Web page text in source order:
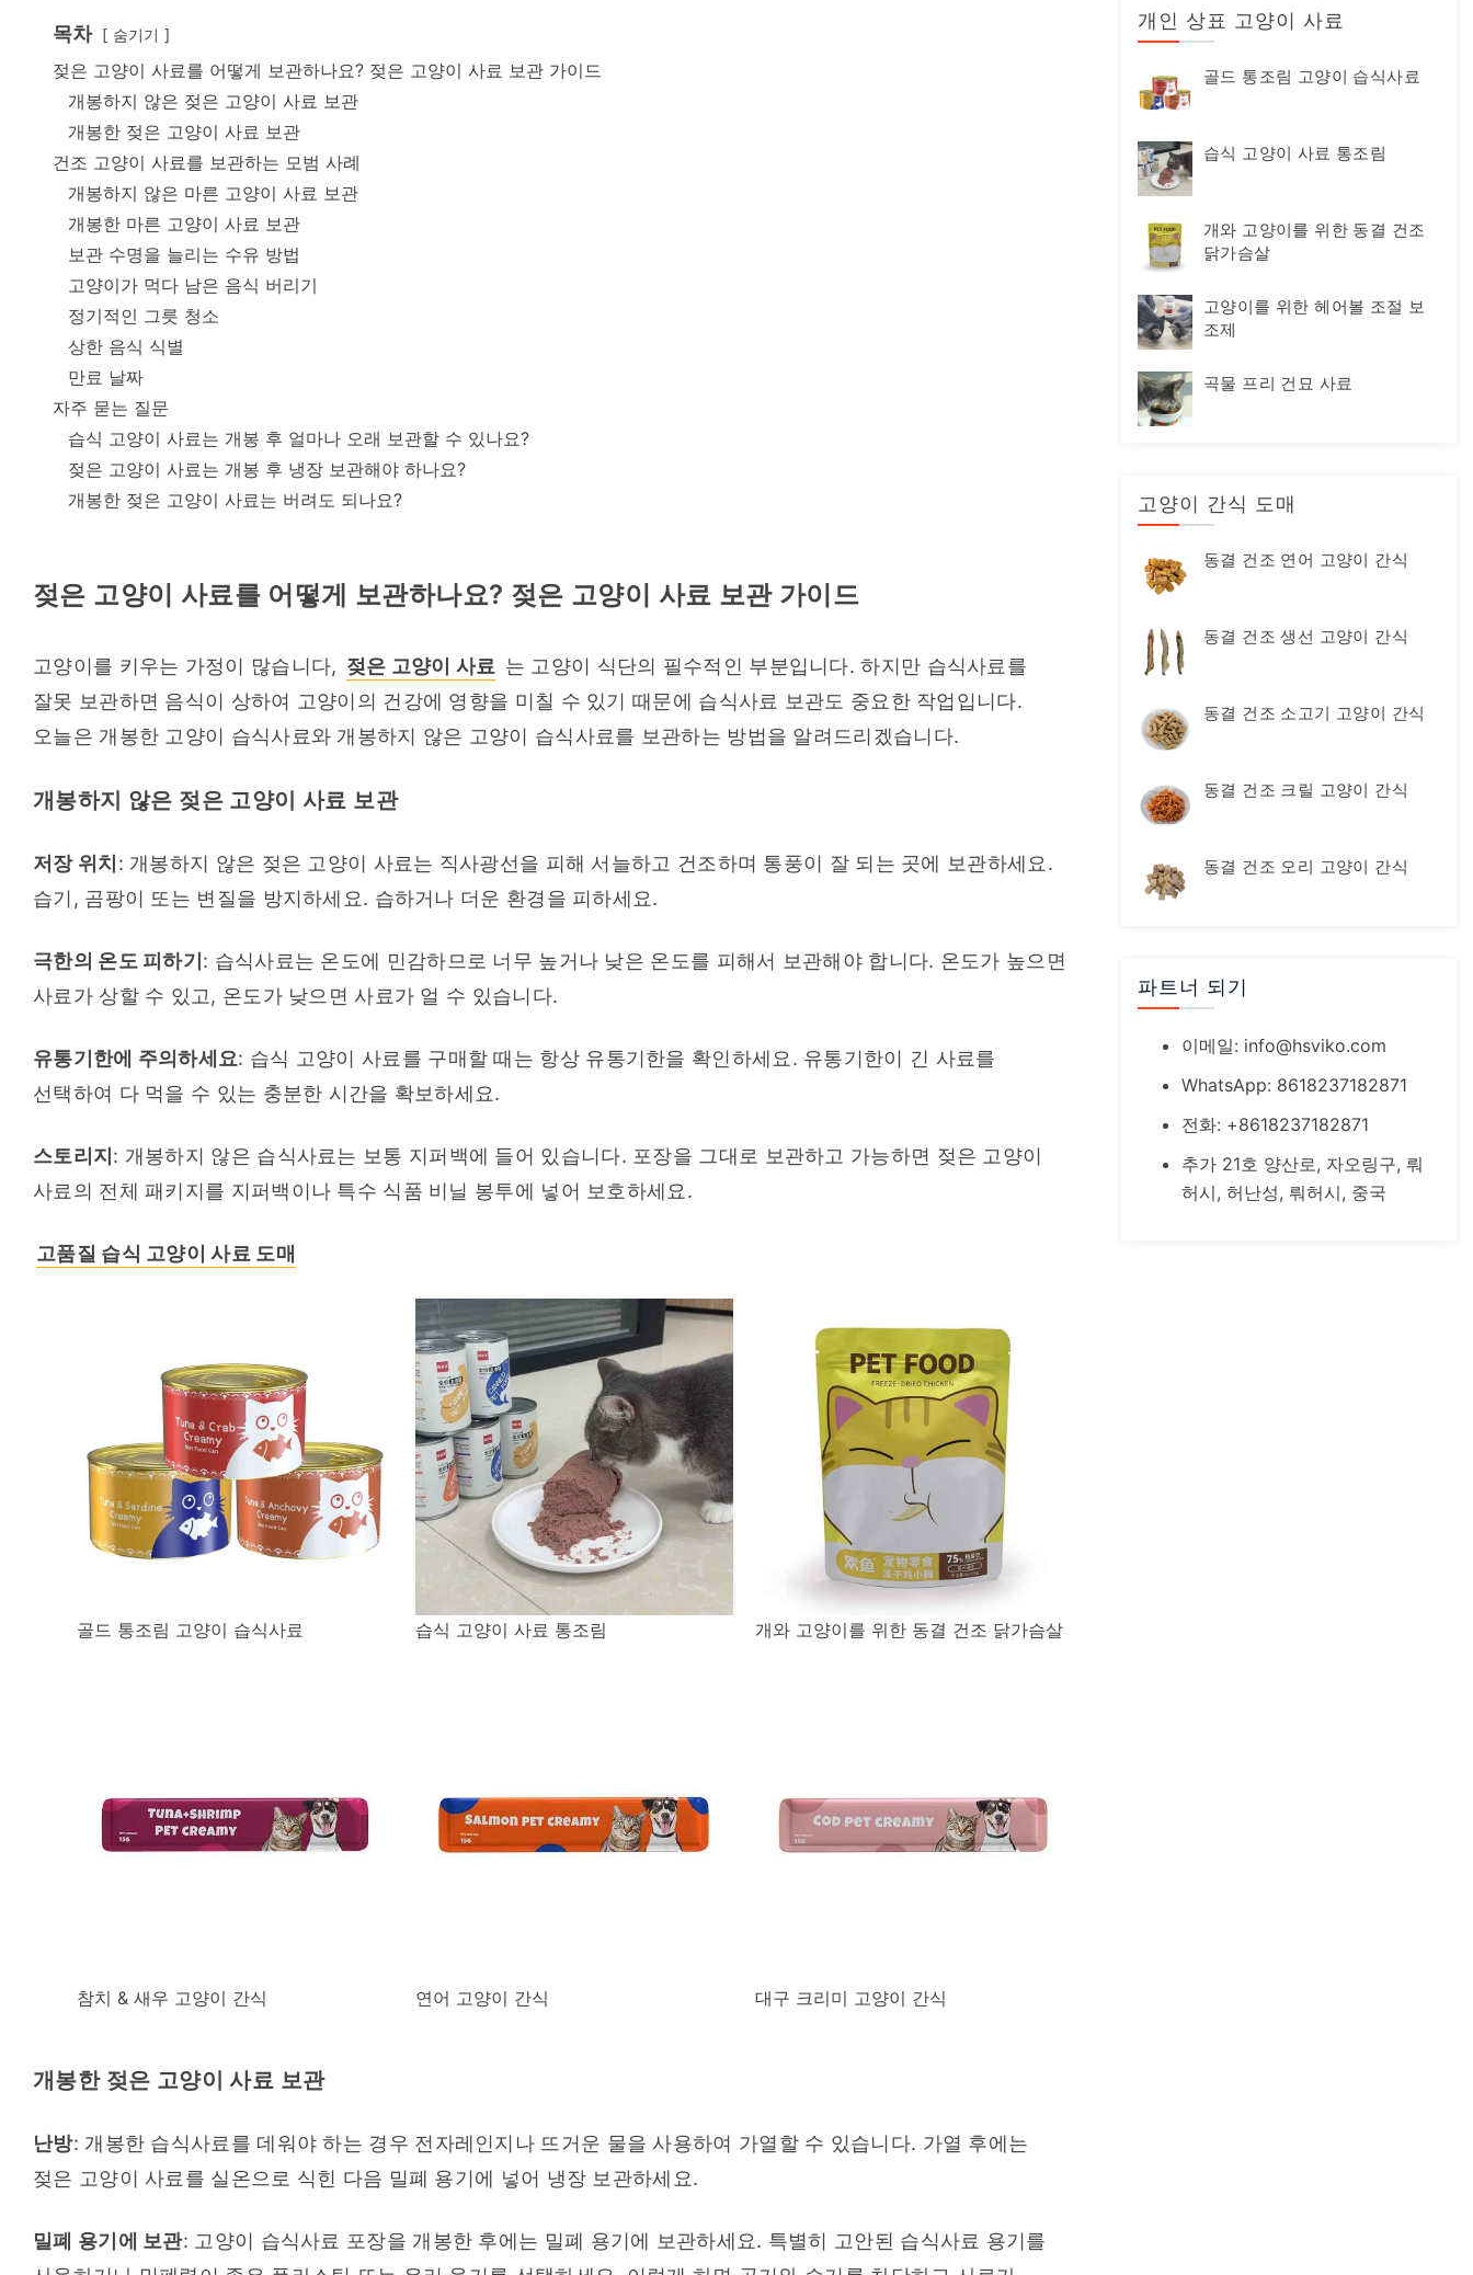
목차 숨기기
젖은 고양이 사료를 어떻게 보관하나요? 젖은 고양이 사료 보관 가이드
개봉하지 않은 젖은 고양이 사료 보관
개봉한 젖은 고양이 사료 보관
건조 고양이 사료를 보관하는 모범 사례
개봉하지 않은 마른 고양이 사료 보관
개봉한 마른 고양이 사료 보관
보관 수명을 늘리는 수유 방법
고양이가 먹다 남은 음식 버리기
정기적인 그릇 청소
상한 음식 식별
만료 날짜
자주 묻는 질문
습식 고양이 사료는 개봉 후 얼마나 오래 보관할 수 있나요?
젖은 고양이 사료는 개봉 후 냉장 보관해야 하나요?
개봉한 젖은 고양이 사료는 버려도 되나요?
젖은 고양이 사료를 어떻게 보관하나요? 젖은 고양이 사료 보관 가이드
고양이를 키우는 가정이 많습니다, 젖은 고양이 사료 는 고양이 식단의 필수적인 부분입니다. 하지만 습식사료를
잘못 보관하면 음식이 상하여 고양이의 건강에 영향을 미칠 수 있기 때문에 습식사료 보관도 중요한 작업입니다.
오늘은 개봉한 고양이 습식사료와 개봉하지 않은 고양이 습식사료를 보관하는 방법을 알려드리겠습니다.
개봉하지 않은 젖은 고양이 사료 보관
저장 위치 : 개봉하지 않은 젖은 고양이 사료는 직사광선을 피해 서늘하고 건조하며 통풍이 잘 되는 곳에 보관하세요.
습기, 곰팡이 또는 변질을 방지하세요. 습하거나 더운 환경을 피하세요.
극한의 온도 피하기 : 습식사료는 온도에 민감하므로 너무 높거나 낮은 온도를 피해서 보관해야 합니다. 온도가 높으면
사료가 상할 수 있고, 온도가 낮으면 사료가 얼 수 있습니다.
유통기한에 주의하세요: 습식 고양이 사료를 구매할 때는 항상 유통기한을 확인하세요. 유통기한이 긴 사료를
선택하여 다 먹을 수 있는 충분한 시간을 확보하세요.
스토리지 : 개봉하지 않은 습식사료는 보통 지퍼백에 들어 있습니다. 포장을 그대로 보관하고 가능하면 젖은 고양이
사료의 전체 패키지를 지퍼백이나 특수 식품 비닐 봉투에 넣어 보호하세요.
고품질 습식 고양이 사료 도매
골드 통조림 고양이 습식사료 습식 고양이 사료 통조림 개와 고양이를 위한 동결 건조 닭가슴살
참치 & 새우 고양이 간식 연어 고양이 간식 대구 크리미 고양이 간식
개봉한 젖은 고양이 사료 보관
난방: 개봉한 습식사료를 데워야 하는 경우 전자레인지나 뜨거운 물을 사용하여 가열할 수 있습니다. 가열 후에는
젖은 고양이 사료를 실온으로 식힌 다음 밀폐 용기에 넣어 냉장 보관하세요.
밀폐 용기에 보관: 고양이 습식사료 포장을 개봉한 후에는 밀폐 용기에 보관하세요. 특별히 고안된 습식사료 용기를
개인 상표 고양이 사료
골드 통조림 고양이 습식사료
습식 고양이 사료 통조림
개와 고양이를 위한 동결 건조
닭가슴살
고양이를 위한 헤어볼 조절 보
조제
곡물 프리 건묘 사료
고양이 간식 도매
동결 건조 연어 고양이 간식
동결 건조 생선 고양이 간식
동결 건조 소고기 고양이 간식
동결 건조 크릴 고양이 간식
동결 건조 오리 고양이 간식
파트너 되기
이메일: info@hsviko.com
WhatsApp: 8618237182871
전화: +8618237182871
추가 21호 양산로, 자오링구, 뤄
허시, 허난성, 뤄허시, 중국